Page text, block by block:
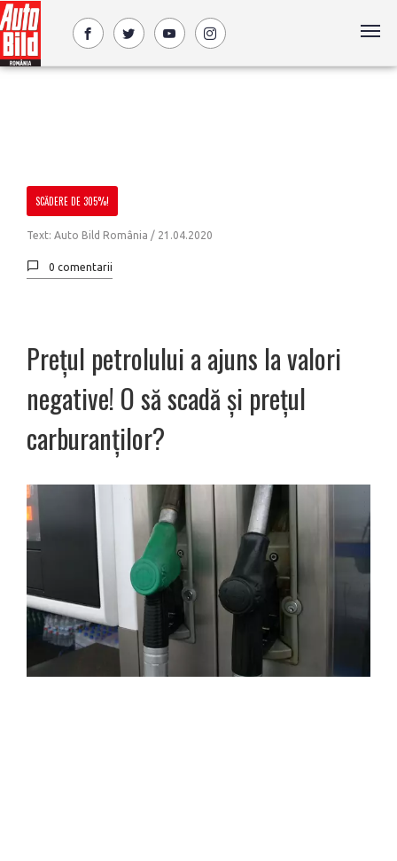
SCĂDERE DE 305%!
Text: Auto Bild România / 21.04.2020
0 comentarii
Prețul petrolului a ajuns la valori
negative! O să scadă și prețul
carburanților?